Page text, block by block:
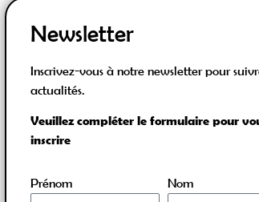
Newsletter
Inscrivez-vous à notre newsletter pour
actualités.
Veuillez compléter le formulaire pour
inscrire
Prénom Nom